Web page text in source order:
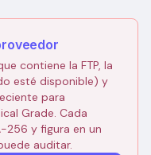
contiene la FTP, la
esté disponible) y
para
Grade. Cada
256 y figura en un
auditar.